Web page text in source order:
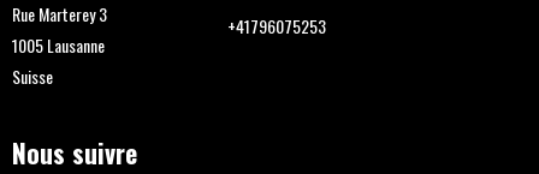
Rue Marterey 3
1005 Lausanne
Suisse
+41796075253
Nous suivre